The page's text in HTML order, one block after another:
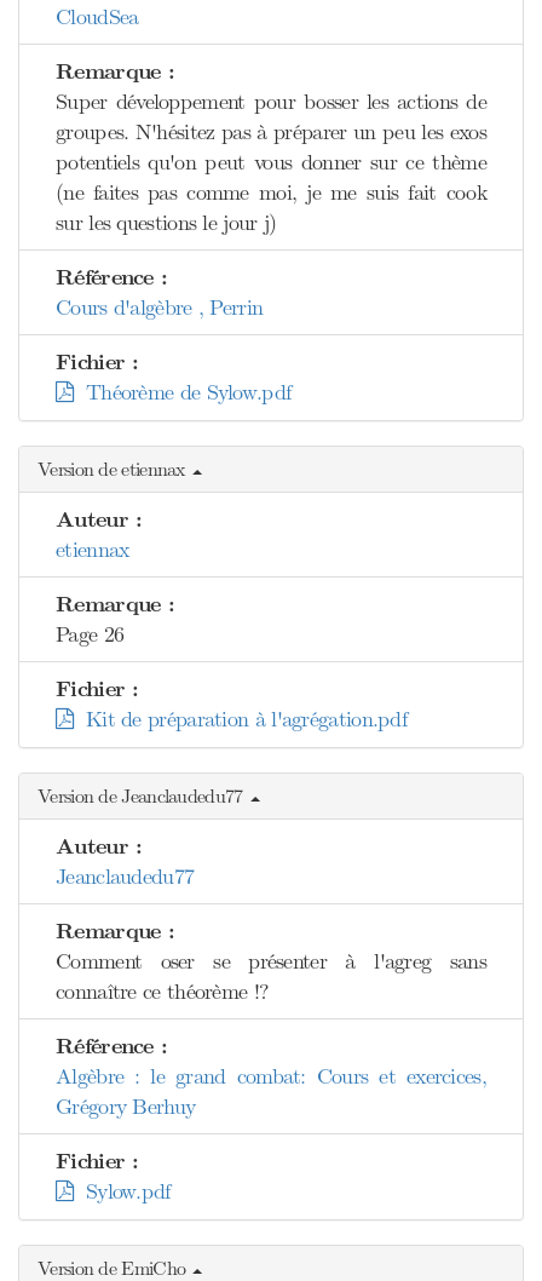
CloudSea
Remarque :
Super développement pour bosser les actions de
groupes. N'hésitez pas à préparer un peu les exos
potentiels qu'on peut vous donner sur ce thème
(ne faites pas comme moi, je me suis fait cook
sur les questions le jour j)
Référence :
Cours d'algèbre , Perrin
Fichier :
Théorème de Sylow.pdf
Version de etiennax
Auteur :
etiennax
Remarque :
Page 26
Fichier :
Kit de préparation à l'agrégation.pdf
Version de Jeanclaudedu77
Auteur :
Jeanclaudedu77
Remarque :
Comment oser se présenter à l'agreg sans
connaître ce théorème !?
Référence :
Algèbre : le grand combat: Cours et exercices,
Grégory Berhuy
Fichier :
Sylow.pdf
Version de EmiCho